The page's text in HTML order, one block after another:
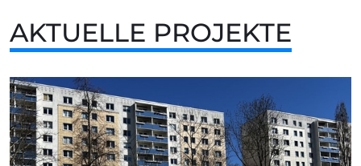
AKTUELLE PROJEKTE